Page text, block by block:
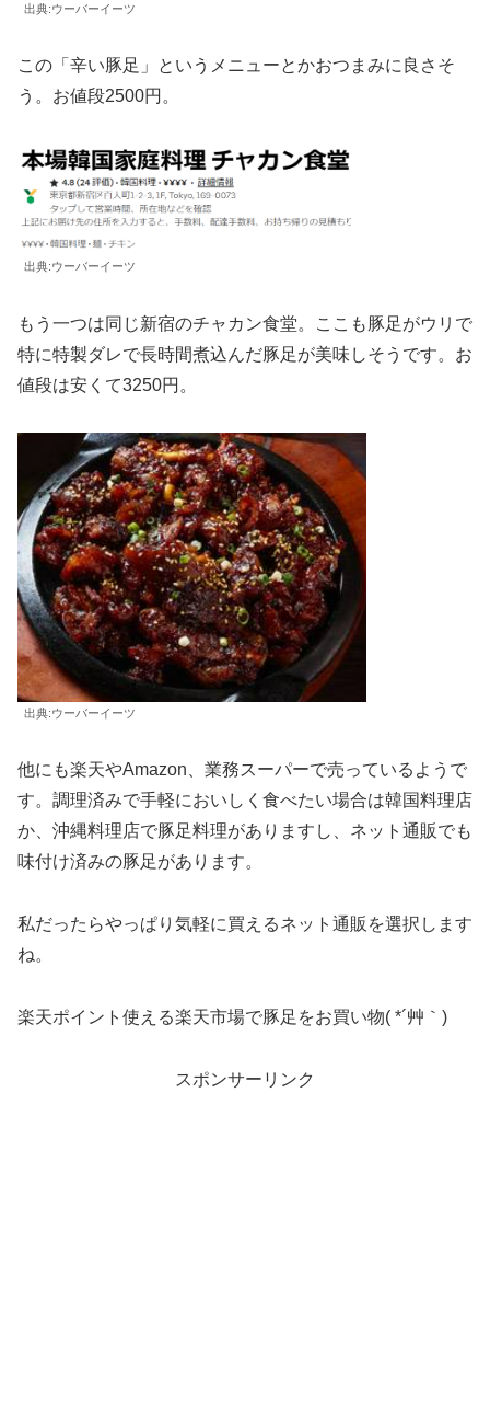
出典:ウーバーイーツ
この「辛い豚足」というメニューとかおつまみに良さそ
う。お値段2500円。
出典:ウーバーイーツ
もう一つは同じ新宿のチャカン食堂。ここも豚足がウリで
特に特製ダレで長時間煮込んだ豚足が美味しそうです。お
値段は安くて3250円。
出典:ウーバーイーツ
他にも楽天やAmazon、業務スーパーで売っているようで
す。調理済みで手軽においしく食べたい場合は韓国料理店
か、沖縄料理店で豚足料理がありますし、ネット通販でも
味付け済みの豚足があります。
私だったらやっぱり気軽に買えるネット通販を選択します
ね。
楽天ポイント使える楽天市場で豚足をお買い物( *´艸｀)
スポンサーリンク